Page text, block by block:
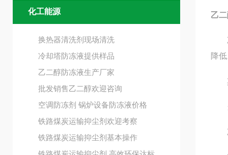
化工能源
换热器清洗剂现场清洗
冷却塔防冻液提供样品
乙二醇防冻液生产厂家
批发销售乙二醇欢迎咨询
空调防冻剂 锅炉设备防冻液价格
铁路煤炭运输抑尘剂欢迎考察
铁路煤炭运输抑尘剂基本操作
乙
乙
降
其
当
乙